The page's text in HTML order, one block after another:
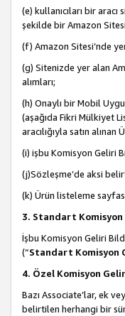
(e) kullanıcıları bir
şekilde bir Amazon
(f) Amazon Sitesi’nde
(g) Sitenizde yer alan
alımları;
(h) Onaylı bir Mobil
(aşağıda Fikri Mülkiyet
aracılığıyla satın alınan
(i) işbu Komisyon Geliri
(j)Sözleşme’de aksi
(k) Ürün listeleme
3. Standart Komisyon
İşbu Komisyon Geliri
(“Standart Komisyon
4. Özel Komisyon
Bazı Associate’lar, ek
belirtilen herhangi bir